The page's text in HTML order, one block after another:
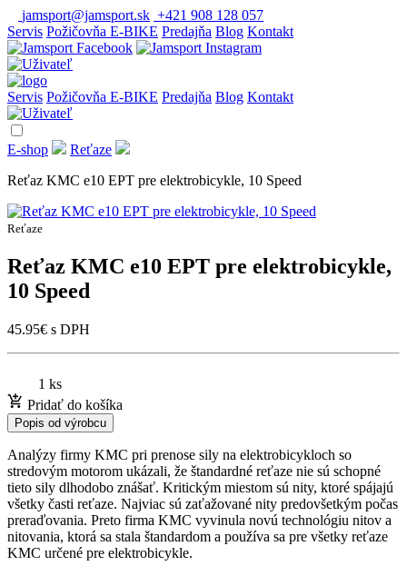
jamsport@jamsport.sk +421 908 128 057
Servis Požičovňa E-BIKE Predajňa Blog Kontakt
Servis Požičovňa E-BIKE Predajňa Blog Kontakt
E-shop
Reťaze
Reťaz KMC e10 EPT pre elektrobicykle, 10 Speed
Reťaze
Reťaz KMC e10 EPT pre elektrobicykle,
10 Speed
45.95€ s DPH
1 ks
Pridať do košíka
Popis od výrobcu
Analýzy firmy KMC pri prenose sily na elektrobicykloch so
stredovým motorom ukázali, že štandardné reťaze nie sú schopné
tieto sily dlhodobo znášať. Kritickým miestom sú nity, ktoré spájajú
všetky časti reťaze. Najviac sú zaťažované nity predovšetkým počas
preraďovania. Preto firma KMC vyvinula novú technológiu nitov a
nitovania, ktorá sa stala štandardom a používa sa pre všetky reťaze
KMC určené pre elektrobicykle.